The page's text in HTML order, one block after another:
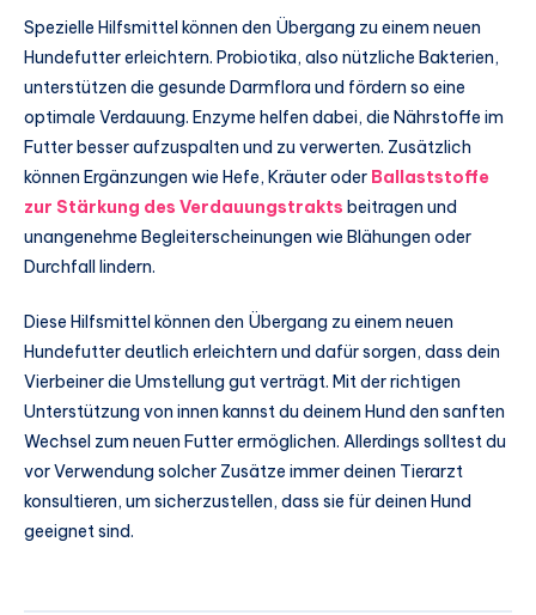
Spezielle Hilfsmittel können den Übergang zu einem neuen
Hundefutter erleichtern. Probiotika, also nützliche Bakterien,
unterstützen die gesunde Darmflora und fördern so eine
optimale Verdauung. Enzyme helfen dabei, die Nährstoffe im
Futter besser aufzuspalten und zu verwerten. Zusätzlich
können Ergänzungen wie Hefe, Kräuter oder Ballaststoffe
zur Stärkung des Verdauungstrakts beitragen und
unangenehme Begleiterscheinungen wie Blähungen oder
Durchfall lindern.
Diese Hilfsmittel können den Übergang zu einem neuen
Hundefutter deutlich erleichtern und dafür sorgen, dass dein
Vierbeiner die Umstellung gut verträgt. Mit der richtigen
Unterstützung von innen kannst du deinem Hund den sanften
Wechsel zum neuen Futter ermöglichen. Allerdings solltest du
vor Verwendung solcher Zusätze immer deinen Tierarzt
konsultieren, um sicherzustellen, dass sie für deinen Hund
geeignet sind.